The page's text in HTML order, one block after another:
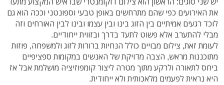
את האירועים כפי שהם מתרחשים באופן טבעי וספונטני וככה הוא גם
לוכד רגעים אמיתיים בין הזוג בינו ובין עצמו ובינו לבין האורחים וזה
מבלי להתערב אלא פשוט לתעד בדרך ובזווית ייחודיים.
לעומת זאת, צילום מבויים כולל הנחיות ברורות לזוג ולמשפחה, פוזות
מתוכננות מראש, הצבה מדויקת של האנשים במקומות ספציפיים
ביחס לתאורה ולרקע מתוך מטרה ליצור קומפוזיציה מושלמת אבל אז
היא נראית לפעמים מלאכותית ולא ייחודית.